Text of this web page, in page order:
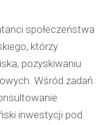
społeczeństwa
którzy
pozyskiwaniu
Wśród zadań
inwestycji pod